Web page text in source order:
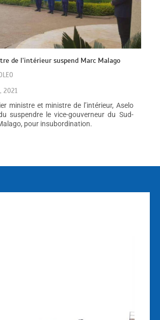
de l’intérieur suspend Marc Malago
2021
ministre et ministre de l’intérieur, Aselo
suspendre le vice-gouverneur du Sud-
pour insubordination.